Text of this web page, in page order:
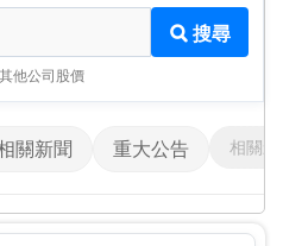
搜尋
他公司股價
關新聞 重大公告 相關影